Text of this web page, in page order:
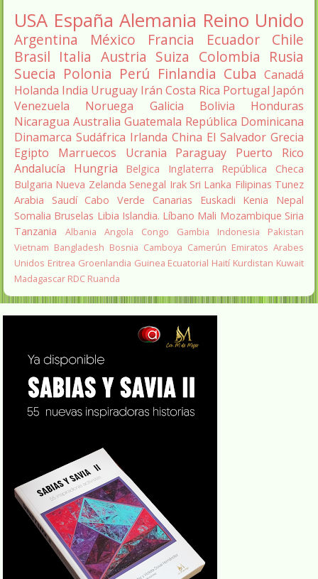
USA España Alemania Reino Unido
Argentina México Francia Ecuador
Chile
Brasil Italia Austria Suiza Colombia Rusia
Suecia Polonia Perú Finlandia Cuba Canadá
Holanda India Uruguay Irán Costa Rica Portugal Japón
Venezuela
Noruega Galicia Bolivia
Honduras
Nicaragua Australia Guatemala República Dominicana
Dinamarca Sudáfrica Irlanda China El Salvador Grecia
Egipto
Marruecos Ucrania Paraguay
Puerto Rico
Andalucía
Hungria Belgica Inglaterra
República Checa
Bulgaria Nueva Zelanda Senegal Irak Sri Lanka Filipinas Tunez
Arabia Saudí Cabo Verde Canarias Euskadi Kenia
Nepal
Somalia Bruselas Libia Islandia. Líbano Mali Mozambique Siria
Tanzania
Albania Angola Congo Gambia Indonesia
Pakistan
Vietnam Bangladesh Bosnia Camboya Camerún Emiratos Arabes
Unidos Eritrea Groenlandia Guinea Ecuatorial Haití Kurdistan Kuwait
Madagascar RDC Ruanda